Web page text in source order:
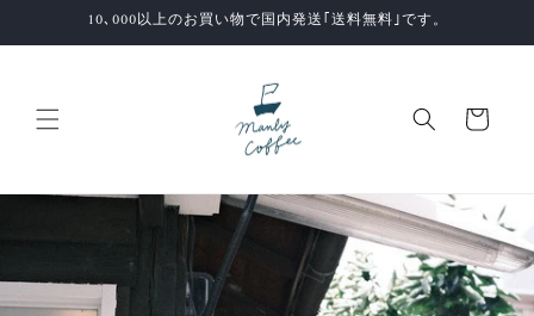
ンツに
進む
10､000以上のお買い物で国内発送｢送料無料｣です。
ー